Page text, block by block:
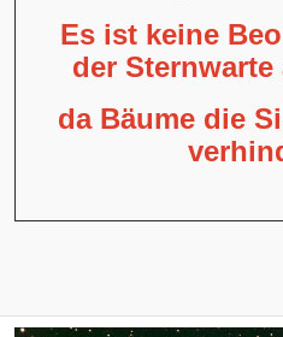
Es ist keine
der
da Bäume die